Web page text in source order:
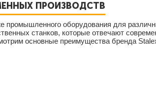
ПРОИЗВОДСТВ
промышленного оборудования для
станков, которые отвечают
основные преимущества бренда
стремящихся к росту и